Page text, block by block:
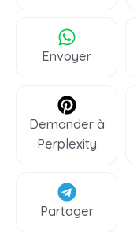
Envoyer
Demander à
Perplexity
Partager